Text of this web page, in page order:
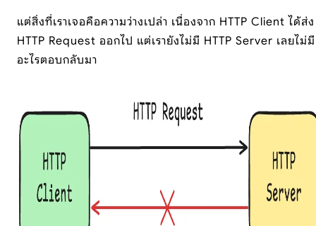
แต่สิ่งที่เราเจอคือความว่างเปล่า เนื่องจาก HTTP Client ได้ส่ง
HTTP Request ออกไป แต่เรายังไม่มี HTTP Server เลยไม่มี
อะไรตอบกลับมา